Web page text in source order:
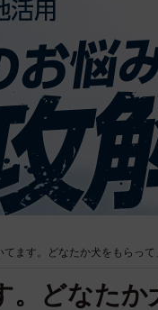
てます。どなたか犬をもらっ
。どなた